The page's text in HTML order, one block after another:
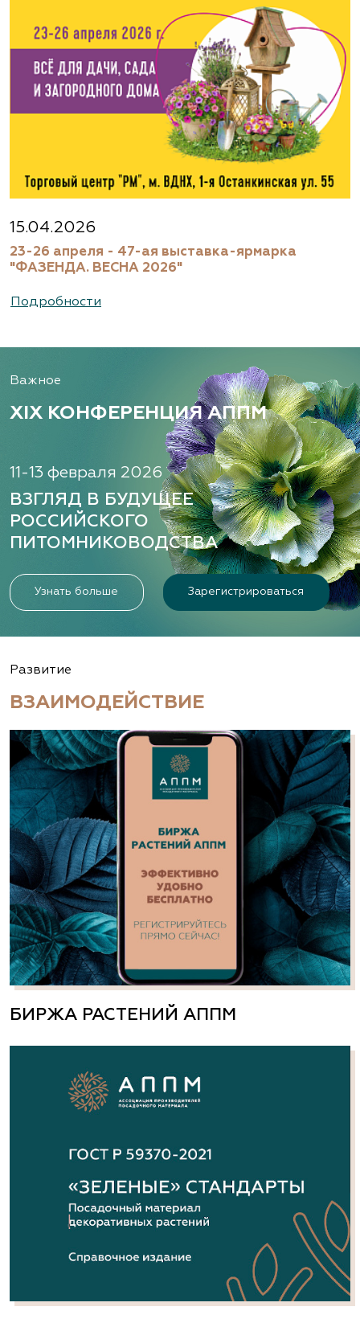
15.04.2026
23-26 апреля - 47-ая выставка-ярмарка
"ФАЗЕНДА. ВЕСНА 2026"
Подробности
Важное
XIX КОНФЕРЕНЦИЯ АППМ
11-13 февраля 2026
ВЗГЛЯД В БУДУЩЕЕ
РОССИЙСКОГО
ПИТОМНИКОВОДСТВА
Узнать больше Зарегистрироваться
Развитие
ВЗАИМОДЕЙСТВИЕ
БИРЖА РАСТЕНИЙ АППМ